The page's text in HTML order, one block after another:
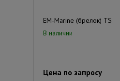
EM-Marine (брелок) TS
В наличии
Цена по запросу